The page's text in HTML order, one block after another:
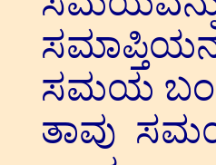
ಸಮಯ
ತಾವು